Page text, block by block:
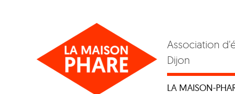
Association
Dijon
LA MAISON-